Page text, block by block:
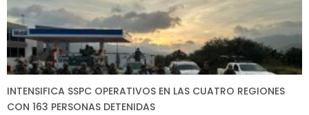
INTENSIFICA SSPC OPERATIVOS EN LAS CUATRO REGIONES
CON 163 PERSONAS DETENIDAS